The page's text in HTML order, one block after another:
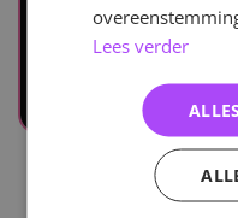
UITVERKOCHT
SuperM
Lees verder